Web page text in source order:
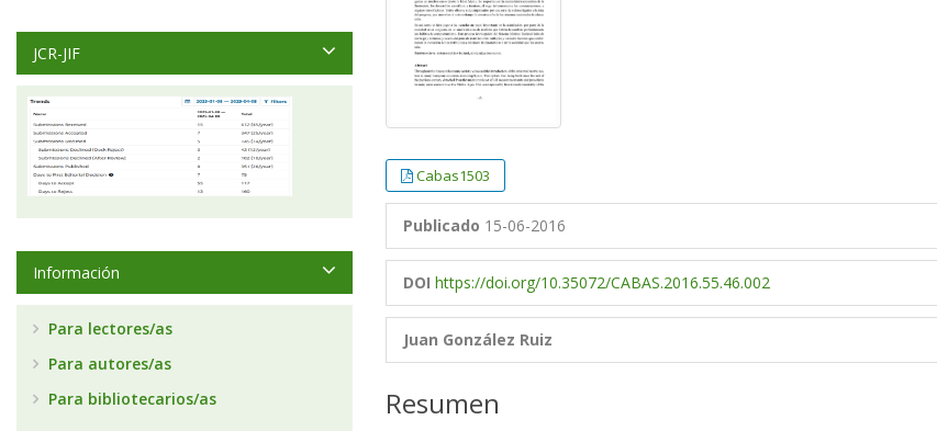
Cabas1503
Publicado 15-06-2016
DOI https://doi.org/10.35072/CABAS.2016.55.46.002
Juan González Ruiz
Resumen
JCR-JIF
Información
Para lectores/as
Para autores/as
Para bibliotecarios/as